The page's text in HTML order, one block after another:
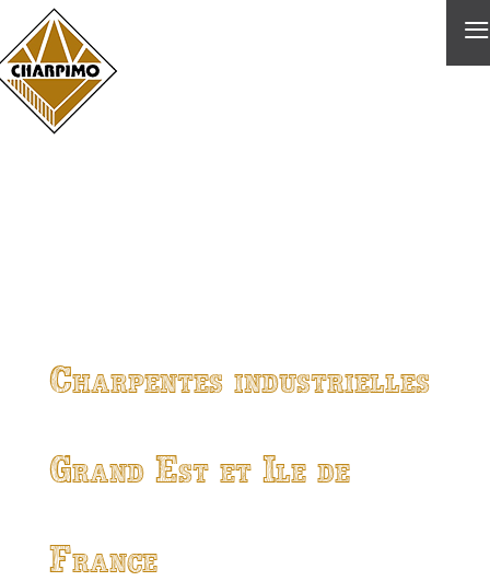
≡
Charpentes industrielles
Grand Est et Ile de
France